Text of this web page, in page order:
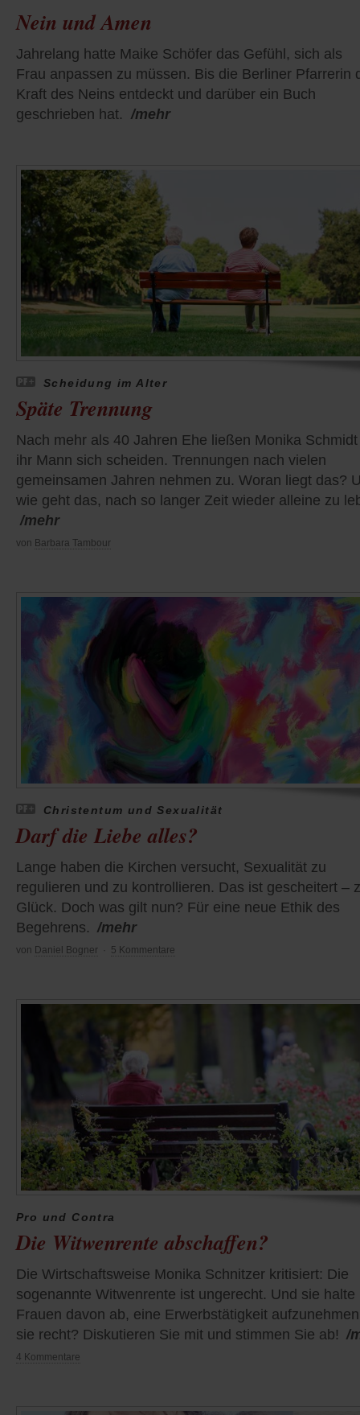
Nein und Amen
Jahrelang hatte Maike Schöfer das Gefühl, sich als
Frau anpassen zu müssen. Bis die Berliner Pfarrerin
Kraft des Neins entdeckt und darüber ein Buch
geschrieben hat. /mehr
Scheidung im Alter
Späte Trennung
Nach mehr als 40 Jahren Ehe ließen Monika
ihr Mann sich scheiden. Trennungen nach vielen
gemeinsamen Jahren nehmen zu. Woran liegt das?
wie geht das, nach so langer Zeit wieder alleine zu
/mehr
von Barbara Tambour
Christentum und Sexualität
Darf die Liebe alles?
Lange haben die Kirchen versucht, Sexualität zu
regulieren und zu kontrollieren. Das ist gescheitert –
Glück. Doch was gilt nun? Für eine neue Ethik des
Begehrens. /mehr
von Daniel Bogner 5 Kommentare
Pro und Contra
Die Witwenrente abschaffen?
Die Wirtschaftsweise Monika Schnitzer kritisiert: Die
sogenannte Witwenrente ist ungerecht. Und sie halte
Frauen davon ab, eine Erwerbstätigkeit
sie recht? Diskutieren Sie mit und stimmen Sie ab! /
4 Kommentare